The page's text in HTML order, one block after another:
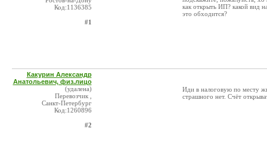
Код:1136385
#1
как открыть ИП? какой вид
это обходится?
Какурин Александр
Анатольевич, физ.лицо
(удалена)
Перевозчик ,
Санкт-Петербург
Код:1260896
#2
Иди в налоговую по месту
страшного нет. Счёт